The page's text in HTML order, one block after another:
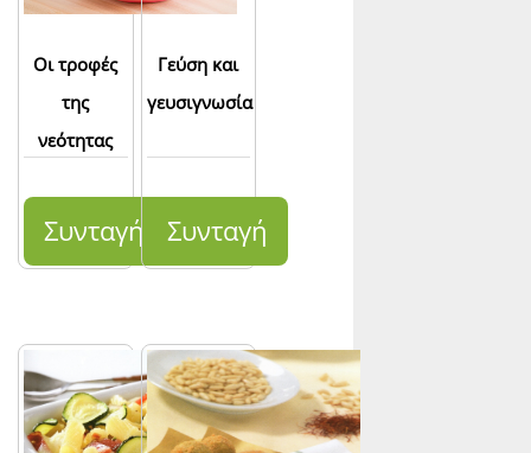
Οι τροφές
της
νεότητας
Συνταγή
Γεύση και
γευσιγνωσία
Συνταγή